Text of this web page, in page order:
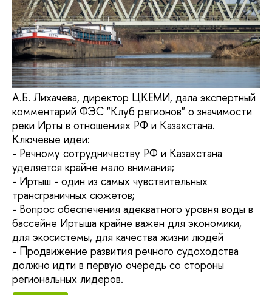
А.Б. Лихачева, директор ЦКЕМИ, дала экспертный
комментарий ФЭС "Клуб регионов" о значимости
реки Ирты в отношениях РФ и Казахстана.
Ключевые идеи:
- Речному сотрудничеству РФ и Казахстана
уделяется крайне мало внимания;
- Иртыш - один из самых чувствительных
трансграничных сюжетов;
- Вопрос обеспечения адекватного уровня воды в
бассейне Иртыша крайне важен для экономики,
для экосистемы, для качества жизни людей
- Продвижение развития речного судоходства
должно идти в первую очередь со стороны
региональных лидеров.